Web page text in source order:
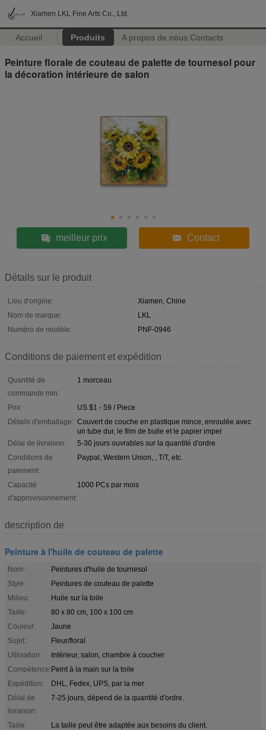
Xiamen LKL Fine Arts Co., Ltd.
Accueil Produits A propos de nous Contacts
Peinture florale de couteau de palette de tournesol pour
la décoration intérieure de salon
meilleur prix Contact
Détails sur le produit
Lieu d'origine:
Xiamen, Chine
Nom de marque:
LKL
Numéro de modèle:
PNF-0946
Conditions de paiement et expédition
Quantité de
commande min:
1 morceau
Prix:
US $1 - 59 / Piece
Détails d'emballage: Couvert de couche en plastique mince, enroulée avec
un tube dur, le film de bulle et le papier imper
Délai de livraison:
5-30 jours ouvrables sur la quantité d'ordre
Conditions de
paiement:
Paypal, Western Union, , T/T, etc.
Capacité
d'approvisionnement:
1000 PCs par mois
description de
Peinture à l'huile de couteau de palette
Nom:
Peintures d'huile de tournesol
Style:
Peintures de couteau de palette
Milieu:
Huile sur la toile
Taille:
80 x 80 cm, 100 x 100 cm
Couleur:
Jaune
Sujet:
Fleur/floral
Utilisation:
Intérieur, salon, chambre à coucher
Compétence:Peint à la main sur la toile
Expédition:
DHL, Fedex, UPS, par la mer
Délai de
livraison:
7-25 jours, dépend de la quantité d'ordre.
Taille
La taille peut être adaptée aux besoins du client.